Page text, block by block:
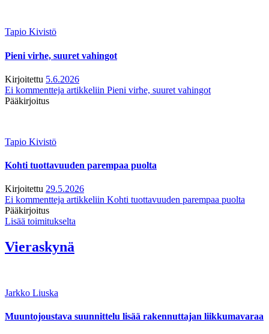
Tapio Kivistö
Pieni virhe, suuret vahingot
Kirjoitettu 5.6.2026
Ei kommentteja artikkeliin Pieni virhe, suuret vahingot
Pääkirjoitus
Tapio Kivistö
Kohti tuottavuuden parempaa puolta
Kirjoitettu 29.5.2026
Ei kommentteja artikkeliin Kohti tuottavuuden parempaa puolta
Pääkirjoitus
Lisää toimitukselta
Vieraskynä
Jarkko Liuska
Muuntojoustava suunnittelu lisää rakennuttajan liikkumavaraa